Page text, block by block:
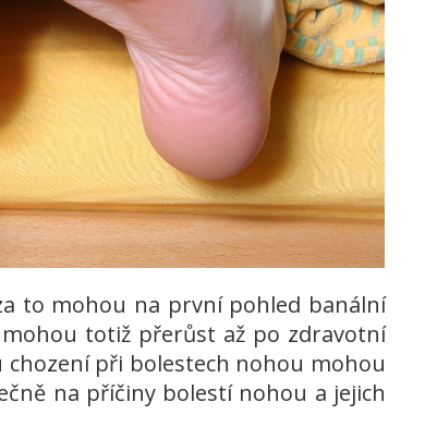
to mohou na první pohled banální
totiž přerůst až po zdravotní
chození při bolestech nohou mohou
na příčiny bolestí nohou a jejich